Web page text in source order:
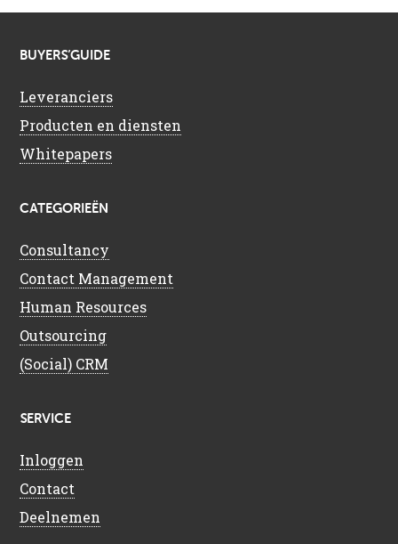
BUYERS’GUIDE
Leveranciers
Producten en diensten
Whitepapers
CATEGORIEËN
Consultancy
Contact Management
Human Resources
Outsourcing
(Social) CRM
SERVICE
Inloggen
Contact
Deelnemen